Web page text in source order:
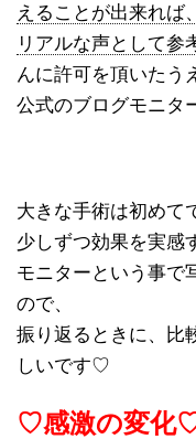
えることが出来れば、
リアルな声として参
んに許可を頂いたう
公式のブログモニタ
大きな手術は初めて
少しずつ効果を実感
モニターという事で
ので、
振り返るときに、比
しいです♡
♡感激の変化